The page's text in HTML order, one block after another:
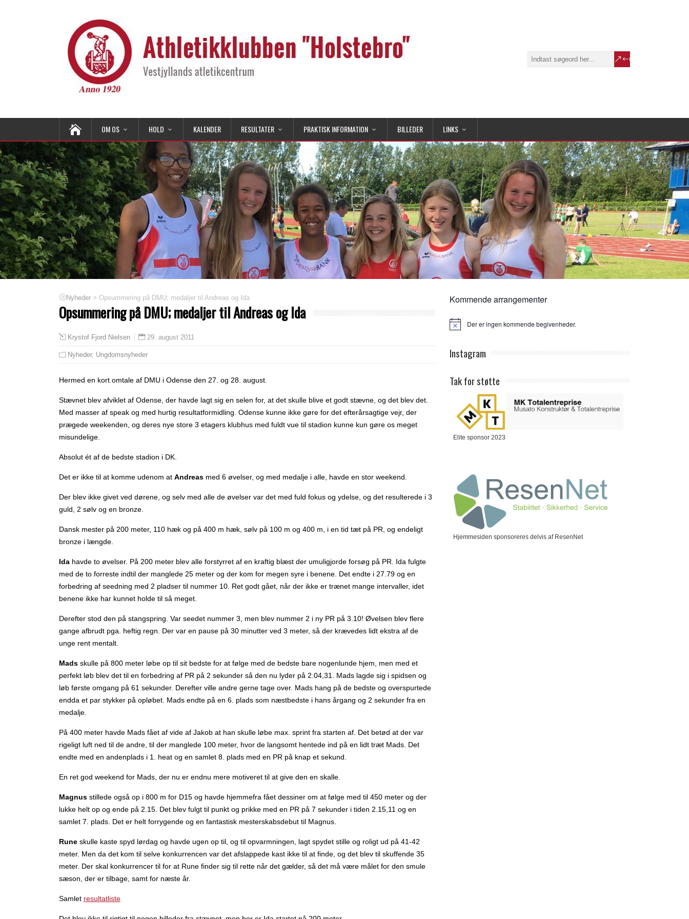
OM OS HOLD KALENDER RESULTATER PRAKTISK INFORMATION BILLEDER LINKS
Nyheder > Opsummering på DMU; medaljer til Andreas og Ida
Opsummering på DMU; medaljer til Andreas og Ida
Krystof Fjord Nielsen 29. august 2011
Nyheder, Ungdomsnyheder
Hermed en kort omtale af DMU i Odense den 27. og 28. august.
Stævnet blev afviklet af Odense, der havde lagt sig en selen for, at det skulle blive et godt stævne, og det blev det.
Med masser af speak og med hurtig resultatformidling. Odense kunne ikke gøre for det efterårsagtige vejr, der
prægede weekenden, og deres nye store 3 etagers klubhus med fuldt vue til stadion kunne kun gøre os meget
misundelige.
Absolut ét af de bedste stadion i DK.
Det er ikke til at komme udenom at Andreas med 6 øvelser, og med medalje i alle, havde en stor weekend.
Der blev ikke givet ved dørene, og selv med alle de øvelser var det med fuld fokus og ydelse, og det resulterede i 3
guld, 2 sølv og en bronze.
Dansk mester på 200 meter, 110 hæk og på 400 m hæk, sølv på 100 m og 400 m, i en tid tæt på PR, og endeligt
bronze i længde.
Ida havde to øvelser. På 200 meter blev alle forstyrret af en kraftig blæst der umuligjorde forsøg på PR. Ida fulgte
med de to forreste indtil der manglede 25 meter og der kom for megen syre i benene. Det endte i 27.79 og en
forbedring af seedning med 2 pladser til nummer 10. Ret godt gået, når der ikke er trænet mange intervaller, idet
benene ikke har kunnet holde til så meget.
Derefter stod den på stangspring. Var seedet nummer 3, men blev nummer 2 i ny PR på 3.10! Øvelsen blev flere
gange afbrudt pga. heftig regn. Der var en pause på 30 minutter ved 3 meter, så der krævedes lidt ekstra af de
unge rent mentalt.
Mads skulle på 800 meter løbe op til sit bedste for at følge med de bedste bare nogenlunde hjem, men med et
perfekt løb blev det til en forbedring af PR på 2 sekunder så den nu lyder på 2.04,31. Mads lagde sig i spidsen og
løb første omgang på 61 sekunder. Derefter ville andre gerne tage over. Mads hang på de bedste og overspurtede
endda et par stykker på opløbet. Mads endte på en 6. plads som næstbedste i hans årgang og 2 sekunder fra en
medalje.
På 400 meter havde Mads fået af vide af Jakob at han skulle løbe max. sprint fra starten af. Det betød at der var
rigeligt luft ned til de andre, til der manglede 100 meter, hvor de langsomt hentede ind på en lidt træt Mads. Det
endte med en andenplads i 1. heat og en samlet 8. plads med en PR på knap et sekund.
En ret god weekend for Mads, der nu er endnu mere motiveret til at give den en skalle.
Magnus stillede også op i 800 m for D15 og havde hjemmefra fået dessiner om at følge med til 450 meter og der
lukke helt op og ende på 2.15. Det blev fulgt til punkt og prikke med en PR på 7 sekunder i tiden 2.15,11 og en
samlet 7. plads. Det er helt forrygende og en fantastisk mesterskabsdebut til Magnus.
Rune skulle kaste spyd lørdag og havde ugen op til, og til opvarmningen, lagt spydet stille og roligt ud på 41-42
meter. Men da det kom til selve konkurrencen var det afslappede kast ikke til at finde, og det blev til skuffende 35
meter. Der skal konkurrencer til for at Rune finder sig til rette når det gælder, så det må være målet for den smule
sæson, der er tilbage, samt for næste år.
Samlet resultatliste
Kommende arrangementer
Notice Der er ingen kommende begivenheder.
Instagram
Tak for støtte
Elite sponsor 2023
Hjemmesiden sponsoreres delvis af ResenNet